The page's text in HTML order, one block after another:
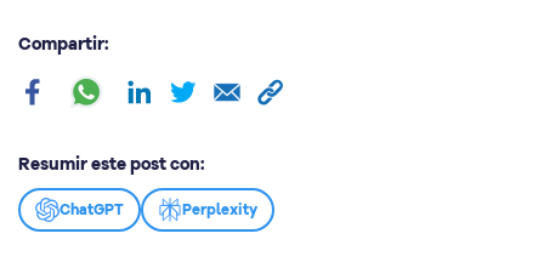
Compartir:
Resumir este post con:
ChatGPT Perplexity